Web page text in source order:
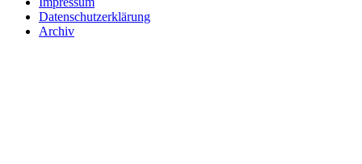
Datenschutzerklärung
Archiv